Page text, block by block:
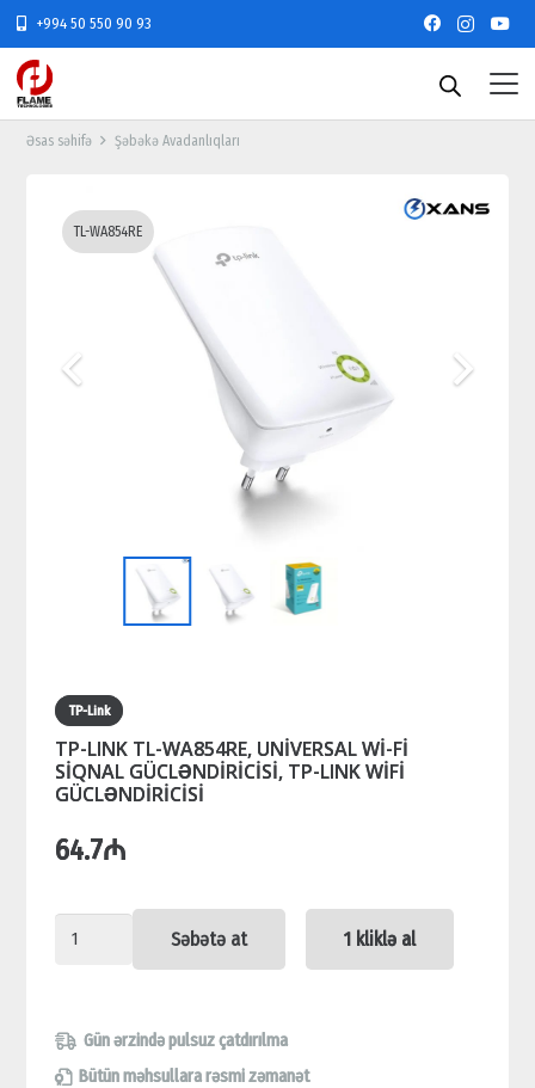
+994 50 550 90 93
Əsas səhifə Şəbəkə Avadanlıqları
TL-WA854RE
TP-Link
TP-LINK TL-WA854RE, UNİVERSAL Wİ-Fİ
SİQNAL GÜCLƏNDİRİCİSİ, TP-LINK WİFİ
GÜCLƏNDİRİCİSİ
64.7₼
TP-
WA854RE,
UNİVERSAL
Səbətə at 1 kliklə al
Gün ərzində pulsuz çatdırılma
Bütün məhsullara rəsmi zəmanət